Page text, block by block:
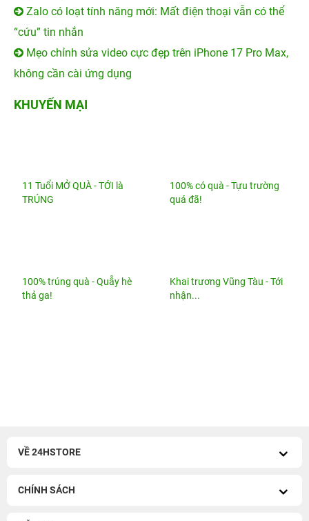
Zalo có loạt tính năng mới: Mất điện thoại vẫn có thể
“cứu” tin nhắn
Mẹo chỉnh sửa video cực đẹp trên iPhone 17 Pro Max,
không cần cài ứng dụng
KHUYẾN MẠI
11 Tuổi MỞ QUÀ - TỚI là
TRÚNG
100% có quà - Tựu trường
quá đã!
100% trúng quà - Quẫy hè
thả ga!
Khai trương Vũng Tàu - Tới
nhận...
VỀ 24HSTORE
CHÍNH SÁCH